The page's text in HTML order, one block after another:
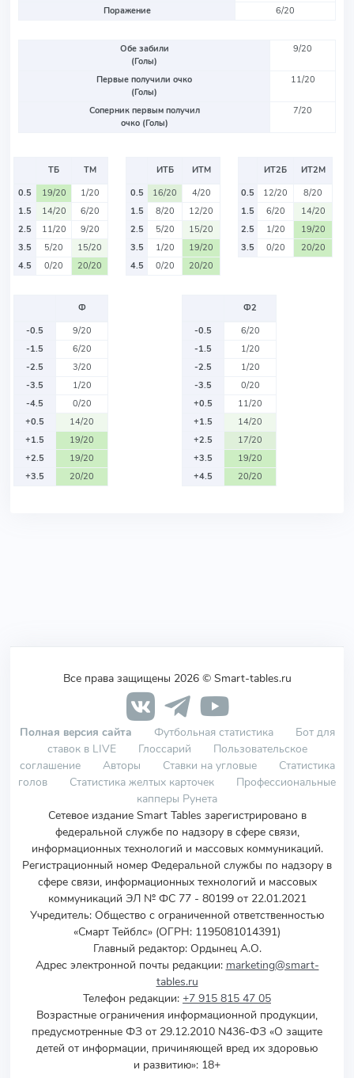
Поражение
6/20
Обе забили
(Голы)
9/20
Первые получили очко
(Голы)
11/20
Соперник первым получил
очко (Голы)
7/20
ТБ
ТМ
0.5
19/20
1/20
1.5
14/20
6/20
2.5
11/20
9/20
3.5
5/20
15/20
4.5
0/20 20/20
ИТБ
ИТМ
0.5
16/20
4/20
1.5
8/20
12/20
2.5
5/20
15/20
3.5
1/20
19/20
4.5
0/20 20/20
ИТ2Б
ИТ2М
0.5
12/20
8/20
1.5
6/20
14/20
2.5
1/20
19/20
3.5
0/20 20/20
Ф
-0.5
9/20
-1.5
6/20
-2.5
3/20
-3.5
1/20
-4.5
0/20
+0.5
14/20
+1.5
19/20
+2.5
19/20
+3.5
20/20
Ф2
-0.5
6/20
-1.5
1/20
-2.5
1/20
-3.5
0/20
+0.5
11/20
+1.5
14/20
+2.5
17/20
+3.5
19/20
+4.5
20/20
Все права защищены 2026 © Smart-tables.ru
Полная версия сайта Футбольная статистика
Бот для
ставок в LIVE
Глоссарий
Пользовательское
соглашение
Авторы Ставки на угловые
Статистика
голов
Статистика желтых карточек
Профессиональные
капперы Рунета
Сетевое издание Smart Tables зарегистрировано в
федеральной службе по надзору в сфере связи,
информационных технологий и массовых коммуникаций.
Регистрационный номер Федеральной службы по надзору в
сфере связи, информационных технологий и массовых
коммуникаций ЭЛ № ФС 77 - 80199 от 22.01.2021
Учредитель: Общество с ограниченной ответственностью
«Смарт Тейблс» (ОГРН: 1195081014391)
Главный редактор: Ордынец А.О.
Адрес электронной почты редакции: marketing@smart-
tables.ru
Телефон редакции: +7 915 815 47 05
Возрастные ограничения информационной продукции,
предусмотренные ФЗ от 29.12.2010 N436-ФЗ «О защите
детей от информации, причиняющей вред их здоровью
и развитию»: 18+